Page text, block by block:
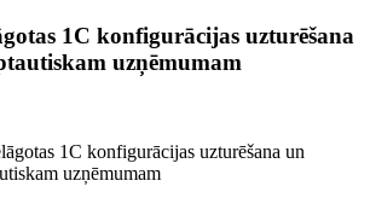
1C konfigurācijas uzturēšana
uzņēmumam
1C konfigurācijas uzturēšana un
uzņēmumam